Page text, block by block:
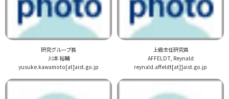
研究グループ長
川本 裕輔
yusuke.kawamoto[at]aist.go.jp
上級主任研究員
AFFELDT, Reynald
reynald.affeldt[at]]aist.go.jp